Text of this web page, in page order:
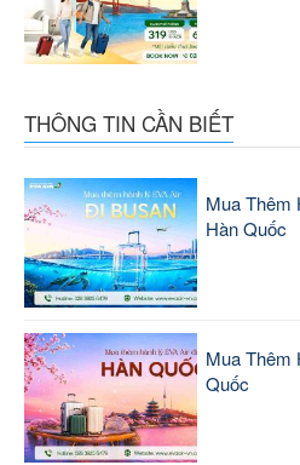
THÔNG TIN CẦN BIẾT
Mua Thêm
Hàn Quốc
Mua Thêm
Quốc